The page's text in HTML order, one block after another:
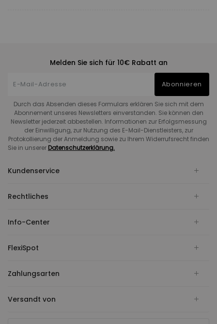
Melden Sie sich für 10€ Rabatt an
Abonnieren
Durch das Absenden dieses Formulars erklären Sie sich mit dem
Abonnement unseres Newsletters einverstanden. Sie können den
Newsletter jederzeit abbestellen. Informationen zur Erfolgsmessung
der Einwilligung, zur Nutzung des E-Mail-Dienstleisters, zur
Protokollierung der Anmeldung sowie zu Ihrem Widerrufsrecht finden
Sie in unserer Datenschutzerklärung.
Kundenservice
Rechtliches
Info-Center
FlexiSpot
Zahlungsarten
Versandt von